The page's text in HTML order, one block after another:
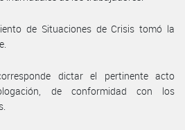
de Situaciones de Crisis tomó la
dictar el pertinente acto
de conformidad con los